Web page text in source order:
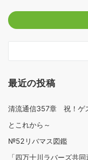
最近の投稿
清流通信357章 祝！ゲ
とこれから～
№52リバマス図鑑
「四万十川ラバーズ共